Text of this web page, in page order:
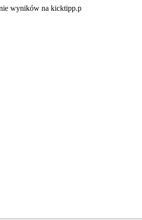
wyników na kicktipp.pZacznij